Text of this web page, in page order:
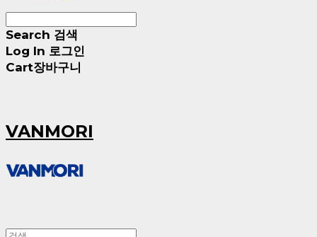
Search 검색
Log In 로그인
Cart장바구니
VANMORI